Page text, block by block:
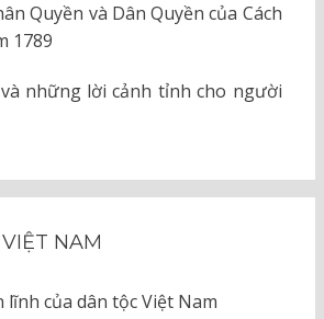
Quyền và Dân Quyền của Cách
1789
những lời cảnh tỉnh cho người
NAM
lĩnh của dân tộc Việt Nam